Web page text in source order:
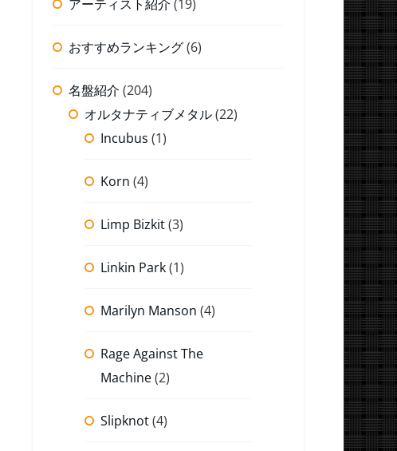
アーティスト紹介 (19)
おすすめランキング(6)
名盤紹介 (204)
オルタナティブメタル(22)
Incubus (1)
Korn (4)
Limp Bizkit(3)
Linkin Park(1)
Marilyn Manson (4)
Rage Against The
Machine(2)
Slipknot(4)